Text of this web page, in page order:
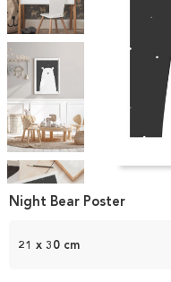
Item
1
21 x 30 cm
Night Bear Poster